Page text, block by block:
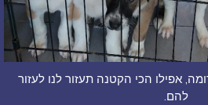
אפילו הכי הקטנה תעזור לנו לעזור
להם.